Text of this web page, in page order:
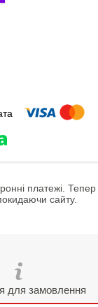
платежі.
сайту.
для замовлення